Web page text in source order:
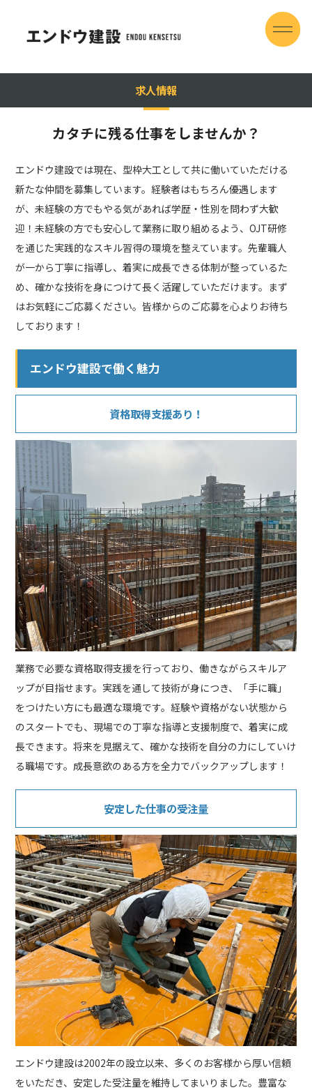
求人情報
カタチに残る仕事をしませんか？
エンドウ建設では現在、型枠大工として共に働いていただける
新たな仲間を募集しています。経験者はもちろん優遇します
が、未経験の方でもやる気があれば学歴・性別を問わず大歓
迎！未経験の方でも安心して業務に取り組めるよう、OJT研修
を通じた実践的なスキル習得の環境を整えています。先輩職人
が一から丁寧に指導し、着実に成長できる体制が整っているた
め、確かな技術を身につけて長く活躍していただけます。まず
はお気軽にご応募ください。皆様からのご応募を心よりお待ち
しております！
エンドウ建設で働く魅力
資格取得支援あり！
業務で必要な資格取得支援を行っており、働きながらスキルア
ップが目指せます。実践を通して技術が身につき、「手に職」
をつけたい方にも最適な環境です。経験や資格がない状態から
のスタートでも、現場での丁寧な指導と支援制度で、着実に成
長できます。将来を見据えて、確かな技術を自分の力にしていけ
る職場です。成長意欲のある方を全力でバックアップします！
安定した仕事の受注量
エンドウ建設は2002年の設立以来、多くのお客様から厚い信頼
をいただき、安定した受注量を維持してまいりました。豊富な